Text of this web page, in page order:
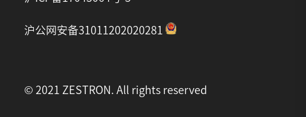
沪公网安备31011202020281
© 2021 ZESTRON. All rights reserved